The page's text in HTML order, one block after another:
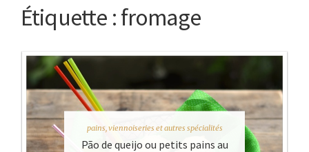
Étiquette :fromage
pains, viennoiseries et autres spécialités
Pão de queijo ou petits pains au